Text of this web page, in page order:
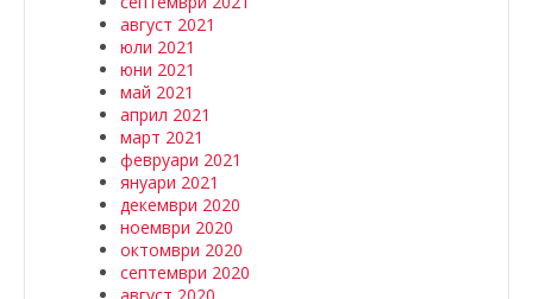
август 2021
юли 2021
юни 2021
май 2021
април 2021
март 2021
февруари 2021
януари 2021
декември 2020
ноември 2020
октомври 2020
септември 2020